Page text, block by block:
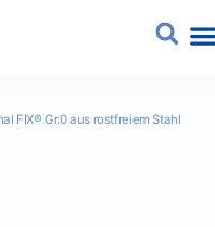
FIX® Gr.0 aus rostfreiem Stahl